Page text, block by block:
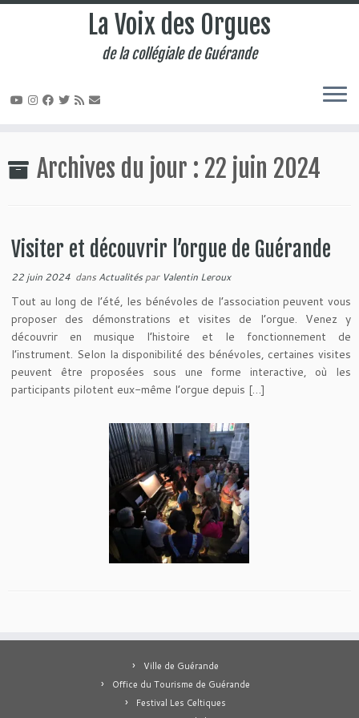
au
contenu
La Voix des Orgues
de la collégiale de Guérande
Archives du jour : 22 juin 2024
Visiter et découvrir l’orgue de Guérande
22 juin 2024 dans Actualitéspar Valentin Leroux
Tout au long de l’été, les bénévoles de l’association peuvent vous
proposer des démonstrations et visites de l’orgue. Venez y
découvrir en musique l’histoire et le fonctionnement de
l’instrument. Selon la disponibilité des bénévoles, certaines visites
peuvent être proposées sous une forme interactive, où les
participants pilotent eux-même l’orgue depuis […]
Ville de Guérande
Office du Tourisme de Guérande
Festival Les Celtiques